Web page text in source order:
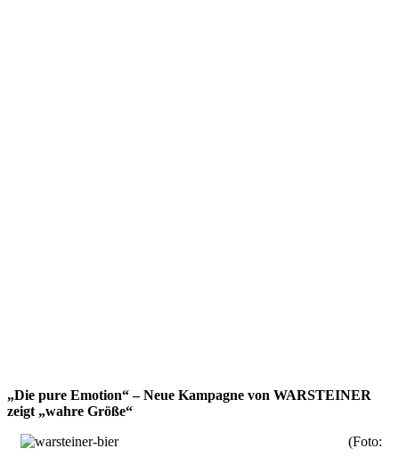
„Die pure Emotion“ – Neue Kampagne von WARSTEINER
zeigt „wahre Größe“
(Foto: